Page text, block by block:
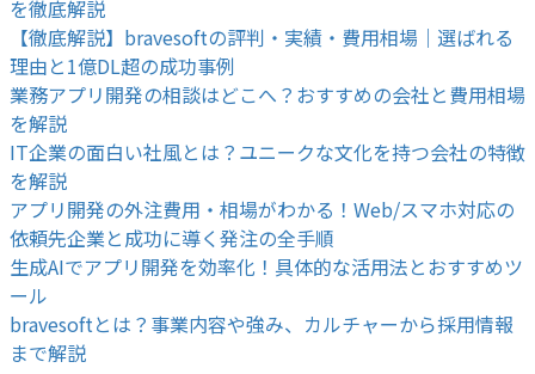
を徹底解説
【徹底解説】bravesoftの評判・実績・費用相場｜選ばれる
理由と1億DL超の成功事例
業務アプリ開発の相談はどこへ？おすすめの会社と費用相場
を解説
IT企業の面白い社風とは？ユニークな文化を持つ会社の特徴
を解説
アプリ開発の外注費用・相場がわかる！Web/スマホ対応の
依頼先企業と成功に導く発注の全手順
生成AIでアプリ開発を効率化！具体的な活用法とおすすめツ
ール
bravesoftとは？事業内容や強み、カルチャーから採用情報
まで解説